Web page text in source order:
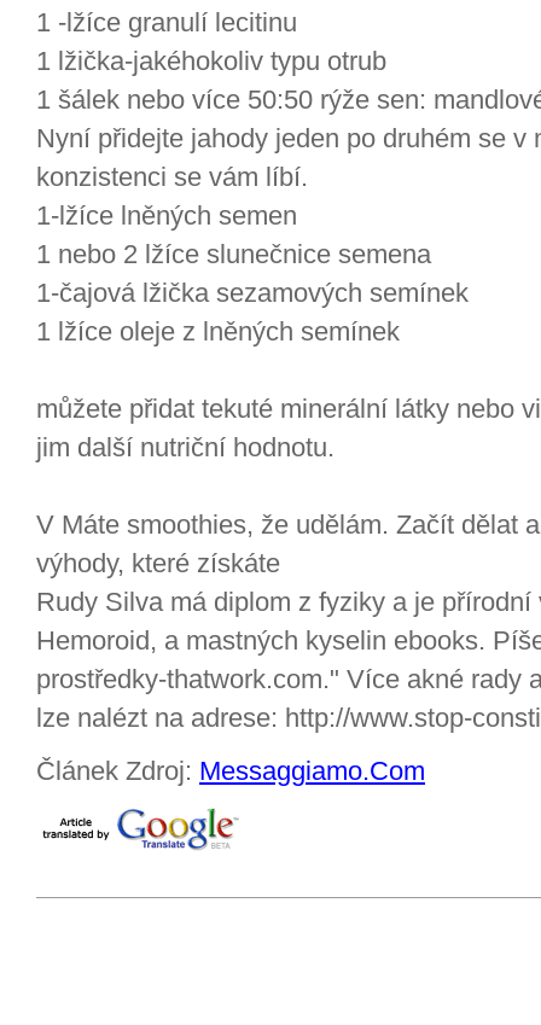
1 -lžíce granulí lecitinu
1 lžička-jakéhokoliv typu otrub
1 šálek nebo více 50:50 rýže sen:
Nyní přidejte jahody jeden po druhém se v
konzistenci se vám líbí.
1-lžíce lněných semen
1 nebo 2 lžíce slunečnice semena
1-čajová lžička sezamových semínek
1 lžíce oleje z lněných semínek
můžete přidat tekuté minerální látky nebo
jim další nutriční hodnotu.
V Máte smoothies, že udělám. Začít dělat
výhody, které získáte
Rudy Silva má diplom z fyziky a je
Hemoroid, a mastných kyselin ebooks.
prostředky-thatwork.com." Více akné rady
lze nalézt na adrese: http://www.stop-
Článek Zdroj: Messaggiamo.Com